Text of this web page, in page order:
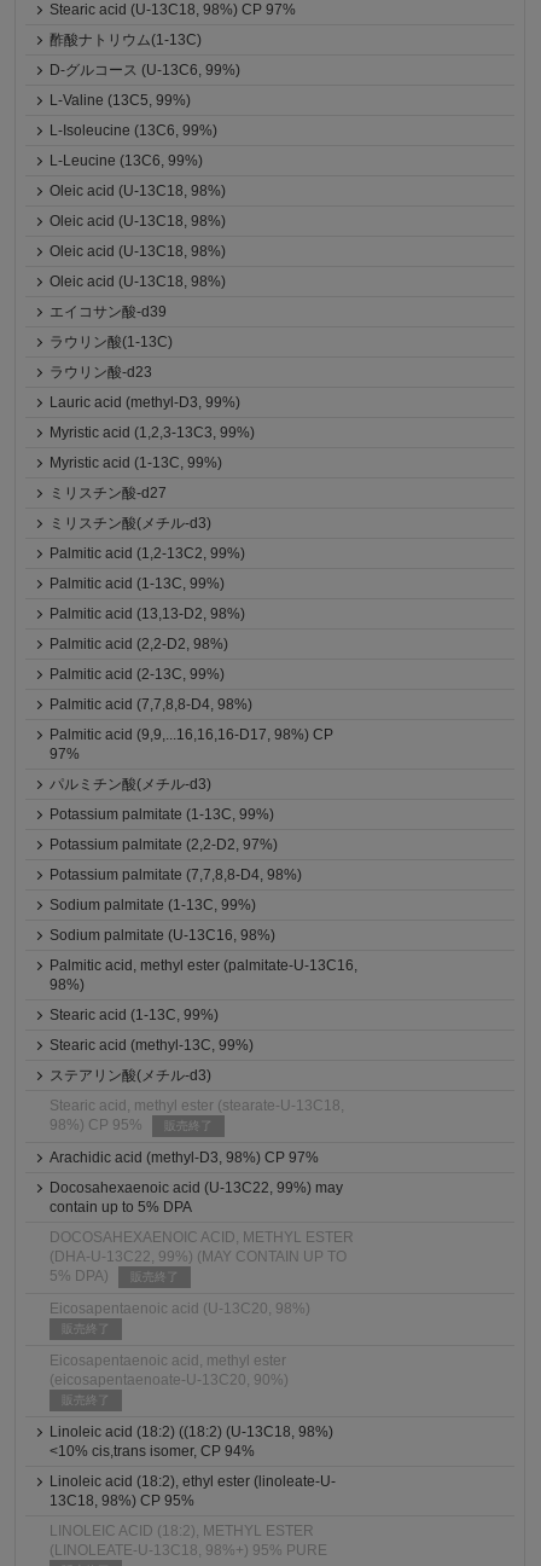
Stearic acid (U-13C18, 98%) CP 97%
酢酸ナトリウム(1-13C)
D-グルコース (U-13C6, 99%)
L-Valine (13C5, 99%)
L-Isoleucine (13C6, 99%)
L-Leucine (13C6, 99%)
Oleic acid (U-13C18, 98%)
Oleic acid (U-13C18, 98%)
Oleic acid (U-13C18, 98%)
Oleic acid (U-13C18, 98%)
エイコサン酸-d39
ラウリン酸(1-13C)
ラウリン酸-d23
Lauric acid (methyl-D3, 99%)
Myristic acid (1,2,3-13C3, 99%)
Myristic acid (1-13C, 99%)
ミリスチン酸-d27
ミリスチン酸(メチル-d3)
Palmitic acid (1,2-13C2, 99%)
Palmitic acid (1-13C, 99%)
Palmitic acid (13,13-D2, 98%)
Palmitic acid (2,2-D2, 98%)
Palmitic acid (2-13C, 99%)
Palmitic acid (7,7,8,8-D4, 98%)
Palmitic acid (9,9,...16,16,16-D17, 98%) CP
97%
パルミチン酸(メチル-d3)
Potassium palmitate (1-13C, 99%)
Potassium palmitate (2,2-D2, 97%)
Potassium palmitate (7,7,8,8-D4, 98%)
Sodium palmitate (1-13C, 99%)
Sodium palmitate (U-13C16, 98%)
Palmitic acid, methyl ester (palmitate-U-13C16,
98%)
Stearic acid (1-13C, 99%)
Stearic acid (methyl-13C, 99%)
ステアリン酸(メチル-d3)
Stearic acid, methyl ester (stearate-U-13C18,
98%) CP 95%
販売終了
Arachidic acid (methyl-D3, 98%) CP 97%
Docosahexaenoic acid (U-13C22, 99%) may
contain up to 5% DPA
DOCOSAHEXAENOIC ACID, METHYL ESTER
(DHA-U-13C22, 99%) (MAY CONTAIN UP TO
5% DPA)
販売終了
Eicosapentaenoic acid (U-13C20, 98%)
販売終了
Eicosapentaenoic acid, methyl ester
(eicosapentaenoate-U-13C20, 90%)
販売終了
Linoleic acid (18:2) ((18:2) (U-13C18, 98%)
<10% cis,trans isomer, CP 94%
Linoleic acid (18:2), ethyl ester (linoleate-U-
13C18, 98%) CP 95%
LINOLEIC ACID (18:2), METHYL ESTER
(LINOLEATE-U-13C18, 98%+) 95% PURE